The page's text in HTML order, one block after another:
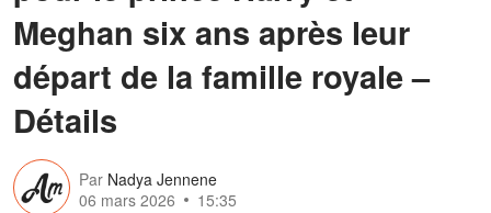
Meghan six ans après leur
départ de la famille royale –
Détails
Par Nadya Jennene
06 mars 2026
15:35